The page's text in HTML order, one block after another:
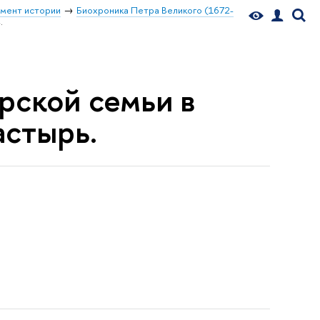
истории
Биохроника Петра Великого (1672-
семьи в